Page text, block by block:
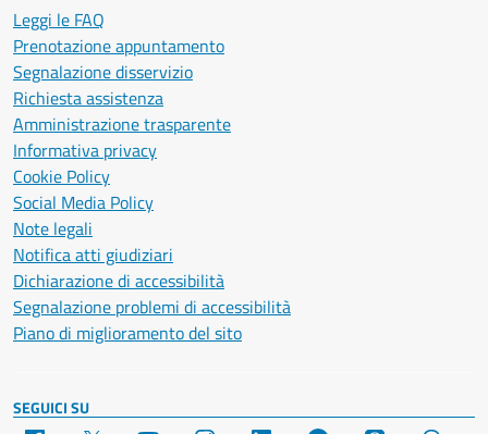
Leggi le FAQ
Prenotazione appuntamento
Segnalazione disservizio
Richiesta assistenza
Amministrazione trasparente
Informativa privacy
Cookie Policy
Social Media Policy
Note legali
Notifica atti giudiziari
Dichiarazione di accessibilità
Segnalazione problemi di accessibilità
Piano di miglioramento del sito
SEGUICI SU